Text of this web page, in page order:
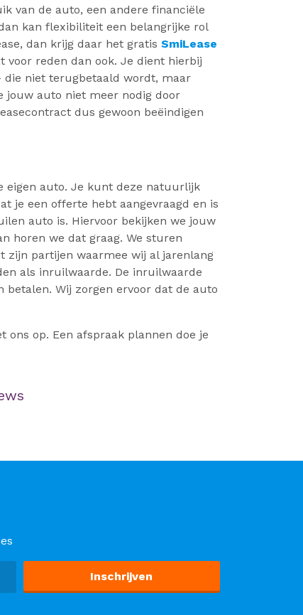
van de auto, een andere financiële
kan flexibiliteit een belangrijke rol
dan krijg daar het gratis SmiLease
voor reden dan ook. Je dient hierbij
die niet terugbetaald wordt, maar
jouw auto niet meer nodig door
dus gewoon beëindigen
eigen auto. Je kunt deze natuurlijk
je een offerte hebt aangevraagd en is
auto is. Hiervoor bekijken we jouw
horen we dat graag. We sturen
zijn partijen waarmee wij al jarenlang
als inruilwaarde. De inruilwaarde
Wij zorgen ervoor dat de auto
ons op. Een afspraak plannen doe je